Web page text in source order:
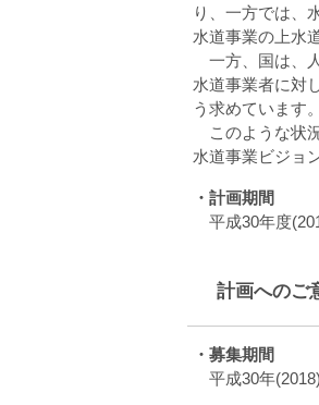
り、一方では、
水道事業の上水
一方、国は、
水道事業者に対
う求めています。
このような状
水道事業ビジョ
・計画期間
平成30年度
計画へのご
・募集期間
平成30年